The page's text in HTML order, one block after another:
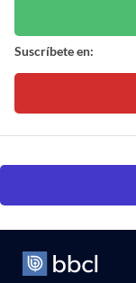
Suscríbete en: